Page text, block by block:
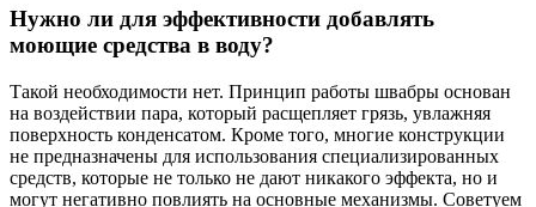
Нужно ли для эффективности добавлять
моющие средства в воду?
Такой необходимости нет. Принцип работы швабры основан
на воздействии пара, который расщепляет грязь, увлажняя
поверхность конденсатом. Кроме того, многие конструкции
не предназначены для использования специализированных
средств, которые не только не дают никакого эффекта, но и
могут негативно повлиять на основные механизмы. Советуем